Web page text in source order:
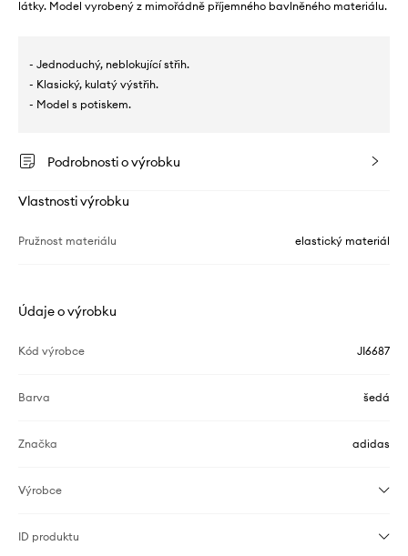
látky. Model vyrobený z mimořádně příjemného bavlněného materiálu.
- Jednoduchý, neblokující střih.
- Klasický, kulatý výstřih.
- Model s potiskem.
Podrobnosti o výrobku
Vlastnosti výrobku
Pružnost materiálu elastický materiál
Údaje o výrobku
Kód výrobce JI6687
Barva šedá
Značka adidas
Výrobce
ID produktu